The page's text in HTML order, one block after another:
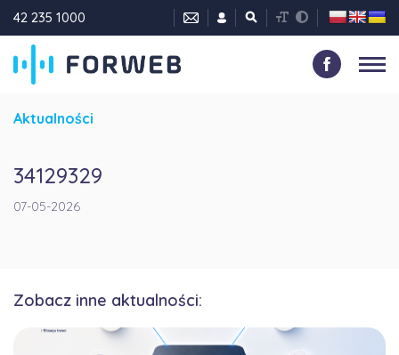
42 235 1000
Aktualności
34129329
07-05-2026
Zobacz inne aktualności: